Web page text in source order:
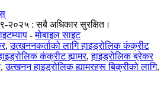
२०२५ : सबै अधिकार सुरक्षित।
-मोबाइल साइट
,उत्खननकर्ताको लागि हाइड्रोलिक कंक्रीट
कंक्रीट ह्यामर,हाइड्रोलिक ब्रेकर
,उत्खनन हाइड्रोलिक ह्यामरहरू बिक्रीको लागि,